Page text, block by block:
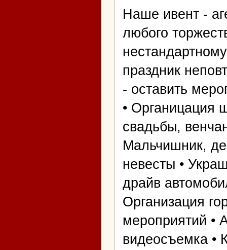
Наше ивент -
любого
праздник
- оставить
• Органицация
свадьбы,
Мальчишник,
невесты •
драйв
Организация
мероприятий •
видеосъемка •